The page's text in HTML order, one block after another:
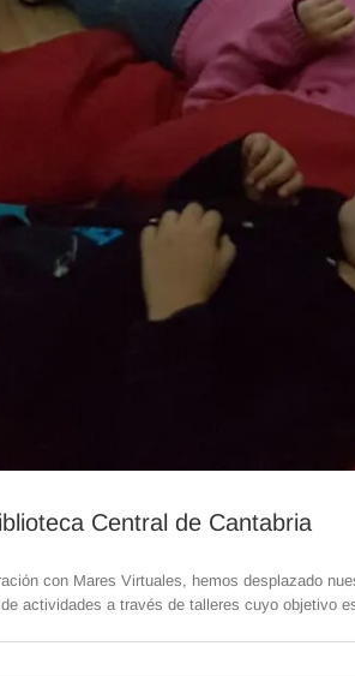
Central de Cantabria
con Mares Virtuales, hemos desplazado
actividades a través de talleres cuyo objetivo